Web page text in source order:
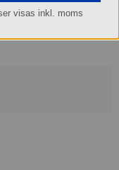
visas inkl. moms